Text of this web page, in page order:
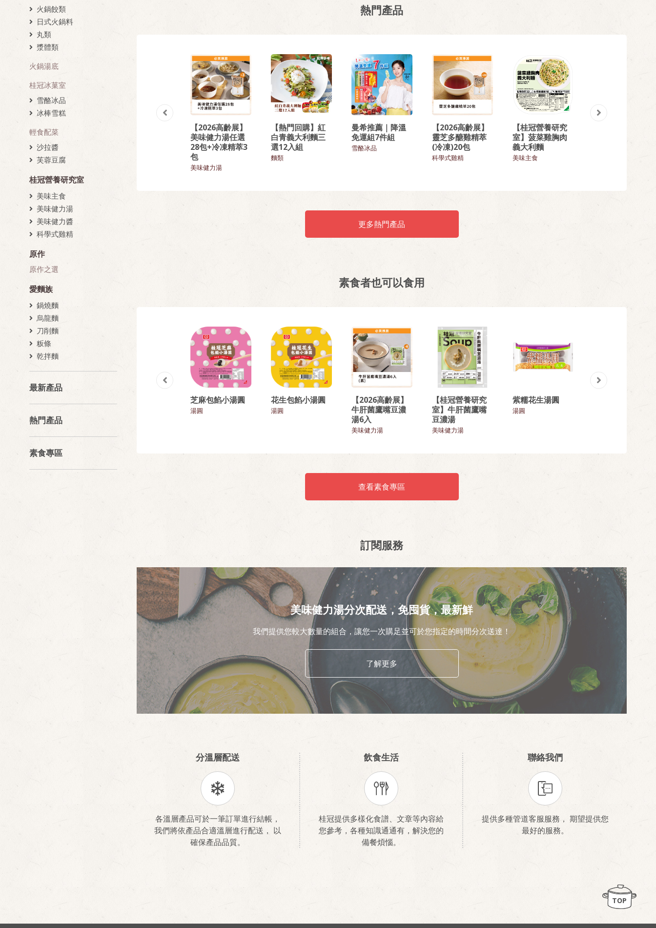
火鍋餃類
日式火鍋料
丸類
漿體類
火鍋湯底
桂冠冰菓室
雪酪冰品
冰棒雪糕
輕食配菜
沙拉醬
芙蓉豆腐
桂冠營養研究室
美味主食
美味健力湯
美味健力醬
科學式雞精
原作
原作之選
愛麵族
鍋燒麵
烏龍麵
刀削麵
粄條
乾拌麵
最新產品
熱門產品
素食專區
熱門產品
【桂冠營養研究
室】菠菜雞胸肉
義大利麵
美味主食
【2026高齡展】
美味健力湯任選
28包+冷凍精萃3
包
美味健力湯
【熱門回購】紅
白青義大利麵三
選12入組
麵類
曼希推薦｜降溫
免運組7件組
雪酪冰品
【2026高齡展】
靈芝多醣雞精萃
(冷凍)20包
科學式雞精
【桂冠營養研究
室】菠菜雞胸肉
義大利麵
美味主食
更多熱門產品
素食者也可以食用
芝麻包餡小湯圓
湯圓
花生包餡小湯圓
湯圓
【2026高齡展】
牛肝菌鷹嘴豆濃
湯6入
美味健力湯
【桂冠營養研究
室】牛肝菌鷹嘴
豆濃湯
美味健力湯
紫糯花生湯圓
湯圓
查看素食專區
訂閱服務
美味健力湯分次配送，免囤貨，最新鮮
我們提供您較大數量的組合，讓您一次購足並可於您指定的時間分次送達！
了解更多
分溫層配送
各溫層產品可於一筆訂單進行結帳，
我們將依產品合適溫層進行配送， 以
確保產品品質。
飲食生活
桂冠提供多樣化食譜、文章等內容給
您參考，各種知識通通有，解決您的
備餐煩惱。
聯絡我們
提供多種管道客服服務， 期望提供您
最好的服務。
TOP